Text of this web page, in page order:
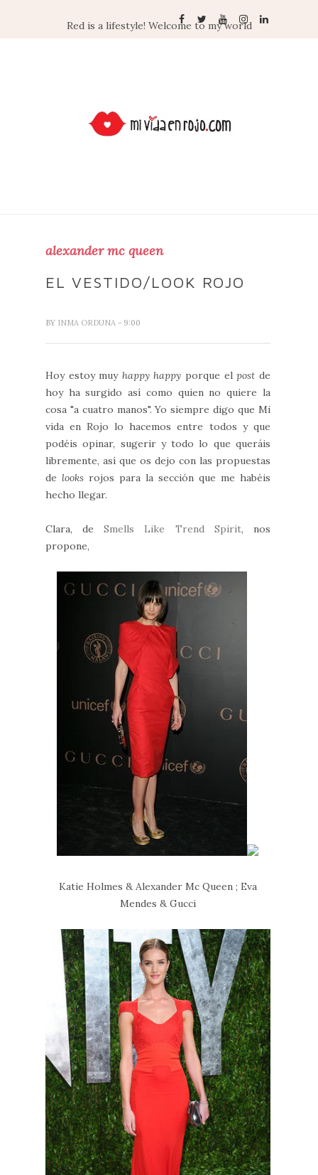
Red is a lifestyle! Welcome to my world
alexander mc queen
EL VESTIDO/LOOK ROJO
BY INMA ORDUNA - 9:00
Hoy estoy muyhappy happy porque elpost de
hoy ha surgido así como quien no quiere la
cosa "a cuatro manos". Yo siempre digo que Mi
vida en Rojo lo hacemos entre todos y que
podéis opinar, sugerir y todo lo que queráis
libremente, así que os dejo con las propuestas
de looks rojos para la sección que me habéis
hecho llegar.
Clara, deSmells Like Trend Spirit, nos
propone,
Katie Holmes & Alexander Mc Queen ; Eva
Mendes & Gucci